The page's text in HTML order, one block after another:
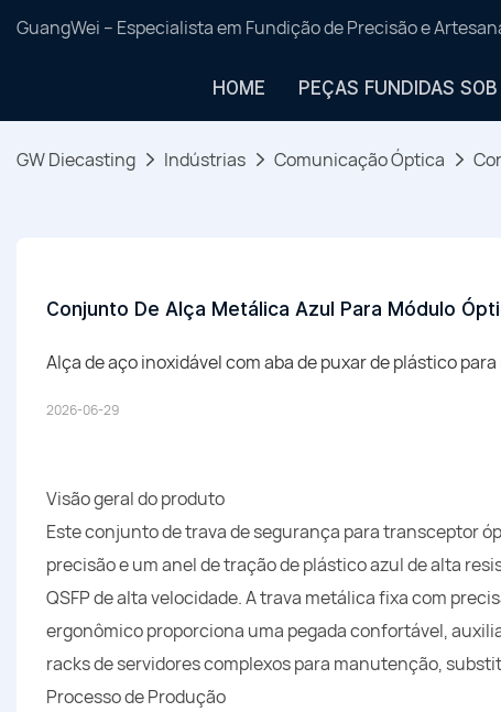
GuangWei – Especialista em Fundição de Precisão e
HOME PEÇAS FUNDIDAS
GW Diecasting Indústrias Comunicação Óptica
Conjunto De Alça Metálica Azul Para Módulo
Alça de aço inoxidável com aba de puxar de plástico
2026-06-29
Visão geral do produto
Este conjunto de trava de segurança para transceptor
precisão e um anel de tração de plástico azul de alta
QSFP de alta velocidade. A trava metálica fixa com
ergonômico proporciona uma pegada confortável,
racks de servidores complexos para manutenção,
Processo de Produção